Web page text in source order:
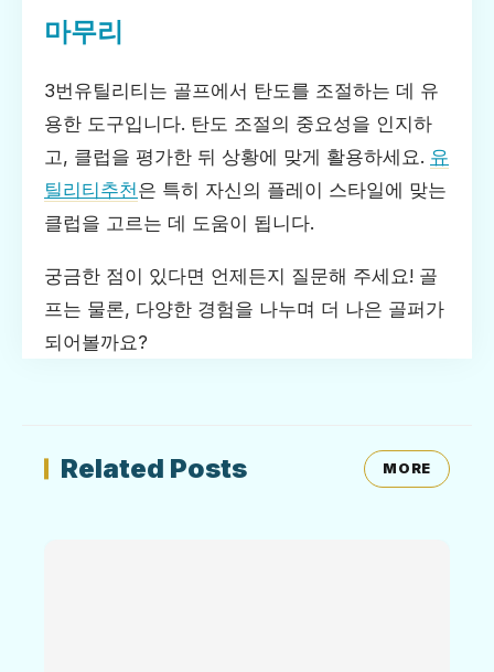
마무리
3번유틸리티는 골프에서 탄도를 조절하는 데 유
용한 도구입니다. 탄도 조절의 중요성을 인지하
고, 클럽을 평가한 뒤 상황에 맞게 활용하세요. 유
틸리티추천은 특히 자신의 플레이 스타일에 맞는
클럽을 고르는 데 도움이 됩니다.
궁금한 점이 있다면 언제든지 질문해 주세요! 골
프는 물론, 다양한 경험을 나누며 더 나은 골퍼가
되어볼까요?
Related Posts MORE